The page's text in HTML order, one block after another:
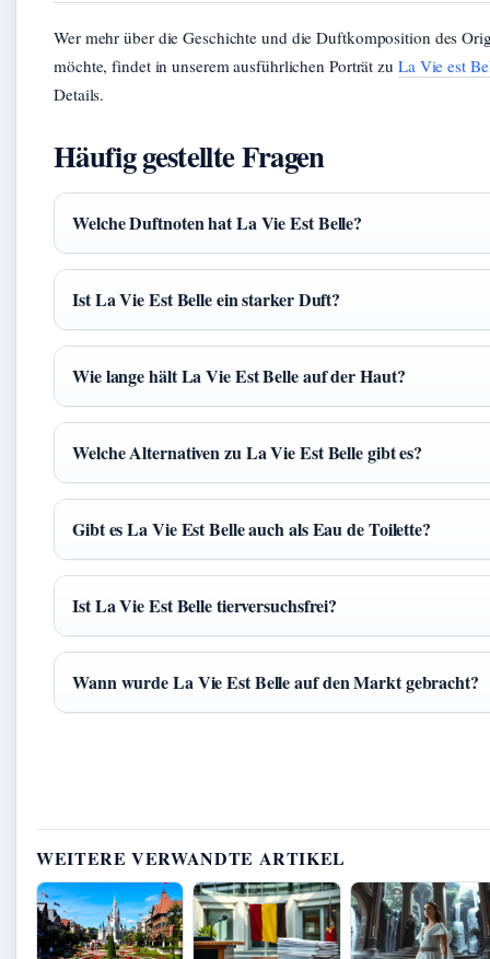
Wer mehr über die Geschichte und die Duftkomposition des
möchte, findet in unserem ausführlichen Porträt zu La Vie est
Details.
Häufig gestellte Fragen
Welche Duftnoten hat La Vie Est Belle?
Ist La Vie Est Belle ein starker Duft?
Wie lange hält La Vie Est Belle auf der Haut?
Welche Alternativen zu La Vie Est Belle gibt es?
Gibt es La Vie Est Belle auch als Eau de Toilette?
Ist La Vie Est Belle tierversuchsfrei?
Wann wurde La Vie Est Belle auf den Markt gebracht?
WEITERE VERWANDTE ARTIKEL